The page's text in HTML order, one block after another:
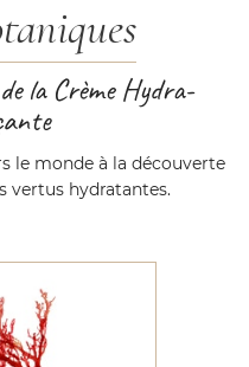
la Crème Hydra-
le monde à la découverte
vertus hydratantes.